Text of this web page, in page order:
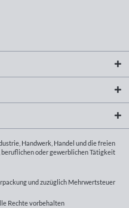
Handwerk, Handel und die freien
oder gewerblichen Tätigkeit
und zuzüglich Mehrwertsteuer
Rechte vorbehalten